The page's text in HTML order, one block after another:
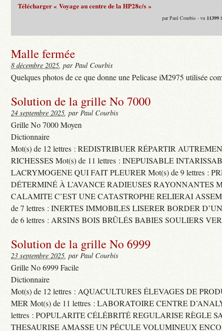
Télécharger « Voyage au centre de la HP28c/s »
par Paul Courbis - vu 11399
Malle fermée
8 décembre 2025, par Paul Courbis
Quelques photos de ce que donne une Pelicase iM2975 utilisée
Solution de la grille No 7000
24 septembre 2025, par Paul Courbis
Grille No 7000 Moyen
Dictionnaire
Mot(s) de 12 lettres : REDISTRIBUER RÉPARTIR
RICHESSES Mot(s) de 11 lettres : INEPUISABLE
LACRYMOGENE QUI FAIT PLEURER Mot(s) de 9 lettres :
DÉTERMINÉ À L’AVANCE RADIEUSES RAYONNANTES
CALAMITE C’EST UNE CATASTROPHE RELIERAI
de 7 lettres : INERTES IMMOBILES LISERER BORDER
de 6 lettres : ARSINS BOIS BRÛLÉS BABIES SOULIERS
Solution de la grille No 6999
23 septembre 2025, par Paul Courbis
Grille No 6999 Facile
Dictionnaire
Mot(s) de 12 lettres : AQUACULTURES ÉLEVAGES DE
MER Mot(s) de 11 lettres : LABORATOIRE CENTRE
lettres : POPULARITE CÉLÉBRITÉ REGULARISE RÈGLE
THESAURISE AMASSE UN PÉCULE VOLUMINEUX